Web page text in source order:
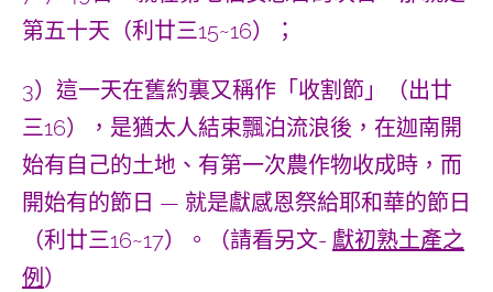
第五十天（利廿三15~16）；
3）這一天在舊約裏又稱作「收割節」
（出廿
三16），是猶太人結束飄泊流浪後，在迦南開
始有自己的土地、有第一次農作物收成時，而
開始有的節日 — 就是獻感恩祭給耶和華的節日
（利廿三16~17）。（請看另文- 獻初熟土產之
例 ）